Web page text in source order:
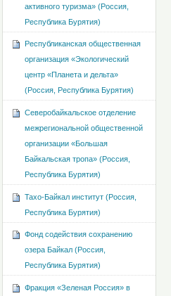
активного туризма» (Россия,
Республика Бурятия)
Республиканская общественная
организация «Экологический
центр «Планета и дельта»
(Россия, Республика Бурятия)
Северобайкальское отделение
межрегиональной общественной
организации «Большая
Байкальская тропа» (Россия,
Республика Бурятия)
Тахо-Байкал институт (Россия,
Республика Бурятия)
Фонд содействия сохранению
озера Байкал (Россия,
Республика Бурятия)
Фракция «Зеленая Россия» в